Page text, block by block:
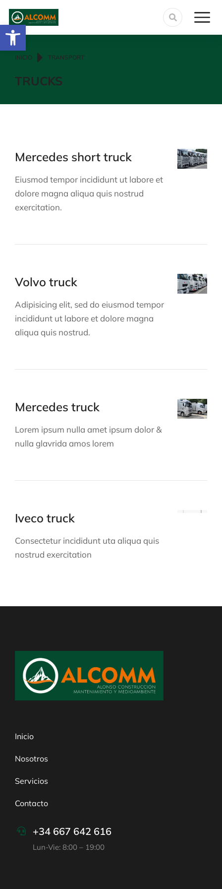
Abrir barra de herramientas
Estás aquí:
INICIO TRANSPORT
TRUCKS
Mercedes short truck
Eiusmod tempor incididunt ut labore et
dolore magna aliqua quis nostrud
exercitation.
Volvo truck
Adipisicing elit, sed do eiusmod tempor
incididunt ut labore et dolore magna
aliqua quis nostrud.
Mercedes truck
Lorem ipsum nulla amet ipsum dolor &
nulla glavrida amos lorem
Iveco truck
Consectetur incididunt uta aliqua quis
nostrud exercitation
Inicio
Nosotros
Servicios
Contacto
+34 667 642 616
Lun-Vie: 8:00 – 19:00